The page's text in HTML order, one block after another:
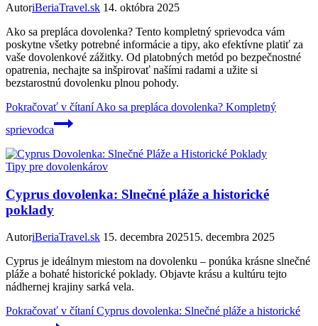
AutoriBeriaTravel.sk 14. októbra 2025
Ako sa prepláca dovolenka? Tento kompletný sprievodca vám
poskytne všetky potrebné informácie a tipy, ako efektívne platiť za
vaše dovolenkové zážitky. Od platobných metód po bezpečnostné
opatrenia, nechajte sa inšpirovať našími radami a užite si
bezstarostnú dovolenku plnou pohody.
Pokračovať v čítaníAko sa prepláca dovolenka? Kompletný
sprievodca
Tipy pre dovolenkárov
Cyprus dovolenka: Slnečné pláže a historické
poklady
AutoriBeriaTravel.sk 15. decembra 202515. decembra 2025
Cyprus je ideálnym miestom na dovolenku – ponúka krásne slnečné
pláže a bohaté historické poklady. Objavte krásu a kultúru tejto
nádhernej krajiny sarká vela.
Pokračovať v čítaníCyprus dovolenka: Slnečné pláže a historické